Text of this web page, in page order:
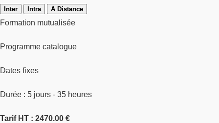
Inter Intra A Distance
Formation mutualisée
Programme catalogue
Dates fixes
Durée : 5 jours - 35 heures
Tarif HT : 2470.00 €